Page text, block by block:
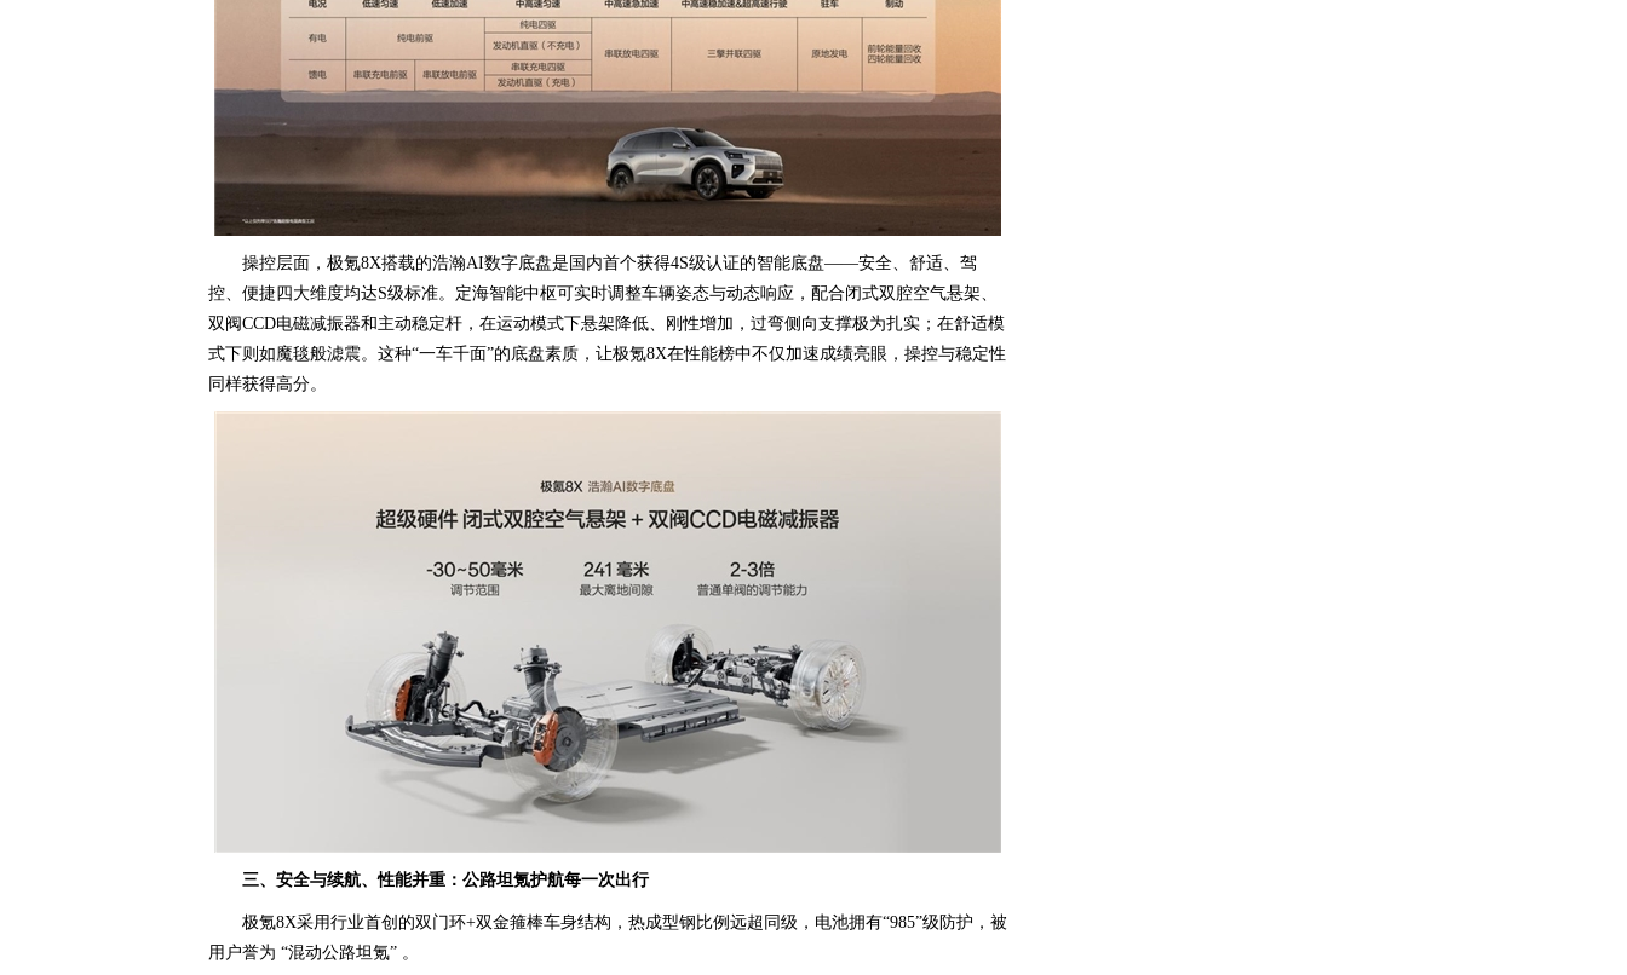
操控层面，极氪8X搭载的浩瀚AI数字底盘是国内首个获得4S级认证的智能底盘——安全、舒适、驾
控、便捷四大维度均达S级标准。定海智能中枢可实时调整车辆姿态与动态响应，配合闭式双腔空气悬架、
双阀CCD电磁减振器和主动稳定杆，在运动模式下悬架降低、刚性增加，过弯侧向支撑极为扎实；在舒适模
式下则如魔毯般滤震。这种“一车千面”的底盘素质，让极氪8X在性能榜中不仅加速成绩亮眼，操控与稳定性
同样获得高分。
三、安全与续航、性能并重：公路坦氪护航每一次出行
极氪8X采用行业首创的双门环+双金箍棒车身结构，热成型钢比例远超同级，电池拥有“985”级防护，被
用户誉为 “混动公路坦氪” 。